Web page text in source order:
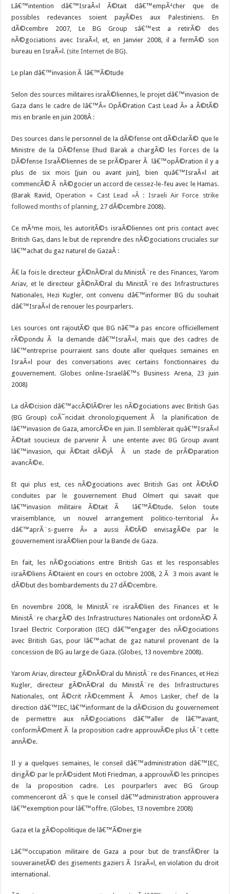
Lâ€™intention dâ€™IsraÃ«l Ã©tait dâ€™empÃªcher que de
possibles redevances soient payÃ©es aux Palestiniens. En
dÃ©cembre 2007, Le BG Group sâ€™est a retirÃ© des
nÃ©gociations avec IsraÃ«l, et, en Janvier 2008, il a fermÃ© son
bureau en IsraÃ«l. (site Internet de BG).
Le plan dâ€™invasion Ã lâ€™Ã©tude
Selon des sources militaires israÃ©liennes, le projet dâ€™invasion de
Gaza dans le cadre de lâ€™Â« OpÃ©ration Cast Lead Â» a Ã©tÃ©
mis en branle en juin 2008Â :
Des sources dans le personnel de la dÃ©fense ont dÃ©clarÃ© que le
Ministre de la DÃ©fense Ehud Barak a chargÃ© les Forces de la
DÃ©fense IsraÃ©liennes de se prÃ©parer Ã lâ€™opÃ©ration il y a
plus de six mois [juin ou avant juin], bien quâ€™IsraÃ«l ait
commencÃ© Ã nÃ©gocier un accord de cessez-le-feu avec le Hamas.
(Barak Ravid,Operation « Cast Lead »Â : Israeli Air Force strike
followed months of planning, 27 dÃ©cembre 2008).
Ce mÃªme mois, les autoritÃ©s israÃ©liennes ont pris contact avec
British Gas, dans le but de reprendre des nÃ©gociations cruciales sur
lâ€™achat du gaz naturel de GazaÂ :
Ã€ la fois le directeur gÃ©nÃ©ral du MinistÃ¨re des Finances, Yarom
Ariav, et le directeur gÃ©nÃ©ral du MinistÃ¨re des Infrastructures
Nationales, Hezi Kugler, ont convenu dâ€™informer BG du souhait
dâ€™IsraÃ«l de renouer les pourparlers.
Les sources ont rajoutÃ© que BG nâ€™a pas encore officiellement
rÃ©pondu Ã la demande dâ€™IsraÃ«l, mais que des cadres de
lâ€™entreprise pourraient sans doute aller quelques semaines en
IsraÃ«l pour des conversations avec certains fonctionnaires du
gouvernement. Globes online-Israelâ€™s Business Arena, 23 juin
2008)
La dÃ©cision dâ€™accÃ©lÃ©rer les nÃ©gociations avec British Gas
(BG Group) coÃ¯ncidait chronologiquement Ã la planification de
lâ€™invasion de Gaza, amorcÃ©e en juin. Il semblerait quâ€™IsraÃ«l
Ã©tait soucieux de parvenir Ã une entente avec BG Group avant
lâ€™invasion, qui Ã©tait dÃ©jÃ Ã un stade de prÃ©paration
avancÃ©e.
Et qui plus est, ces nÃ©gociations avec British Gas ont Ã©tÃ©
conduites par le gouvernement Ehud Olmert qui savait que
lâ€™invasion militaire Ã©tait Ã lâ€™Ã©tude. Selon toute
vraisemblance, un nouvel arrangement politico-territorial Â«
dâ€™aprÃ¨s-guerre Â» a aussi Ã©tÃ© envisagÃ©e par le
gouvernement israÃ©lien pour la Bande de Gaza.
En fait, les nÃ©gociations entre British Gas et les responsables
israÃ©liens Ã©taient en cours en octobre 2008, 2 Ã 3 mois avant le
dÃ©but des bombardements du 27 dÃ©cembre.
En novembre 2008, le MinistÃ¨re israÃ©lien des Finances et le
MinistÃ¨re chargÃ© des Infrastructures Nationales ont ordonnÃ© Ã
Israel Electric Corporation (IEC) dâ€™engager des nÃ©gociations
avec British Gas, pour lâ€™achat de gaz naturel provenant de la
concession de BG au large de Gaza. (Globes, 13 novembre 2008).
Yarom Ariav, directeur gÃ©nÃ©ral du MinistÃ¨re des Finances, et Hezi
Kugler, directeur gÃ©nÃ©ral du MinistÃ¨re des Infrastructures
Nationales, ont Ã©crit rÃ©cemment Ã Amos Lasker, chef de la
direction dâ€™IEC, lâ€™informant de la dÃ©cision du gouvernement
de permettre aux nÃ©gociations dâ€™aller de lâ€™avant,
conformÃ©ment Ã la proposition cadre approuvÃ©e plus tÃ´t cette
annÃ©e.
Il y a quelques semaines, le conseil dâ€™administration dâ€™IEC,
dirigÃ© par le prÃ©sident Moti Friedman, a approuvÃ© les principes
de la proposition cadre. Les pourparlers avec BG Group
commenceront dÃ¨s que le conseil dâ€™administration approuvera
lâ€™exemption pour lâ€™offre. (Globes, 13 novembre 2008)
Gaza et la gÃ©opolitique de lâ€™Ã©nergie
Lâ€™occupation militaire de Gaza a pour but de transfÃ©rer la
souverainetÃ© des gisements gaziers Ã IsraÃ«l, en violation du droit
international.